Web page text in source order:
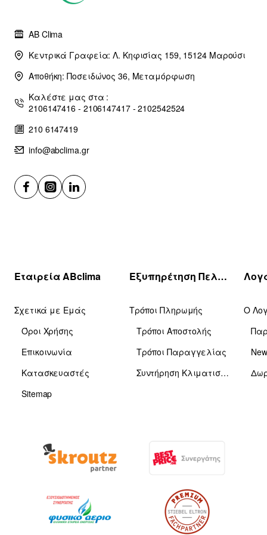
AB Clima
Κεντρικά Γραφεία: Λ. Κηφισίας 159, 15124 Μαρούσι
Αποθήκη: Ποσειδώνος 36, Μεταμόρφωση
Καλέστε μας στα :
2106147416 - 2106147417 - 2102542524
210 6147419
info@abclima.gr
Εταιρεία ABclima
Σχετικά με Εμάς
Όροι Χρήσης
Επικοινωνία
Κατασκευαστές
Sitemap
Εξυπηρέτηση Πελατών
Τρόποι Πληρωμής
Τρόποι Αποστολής
Τρόποι Παραγγελίας
Συντήρηση Κλιματιστικών
Ο